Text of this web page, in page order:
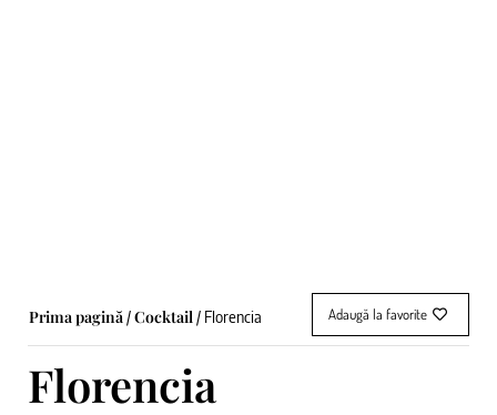
Prima pagină/Cocktail/ Florencia Adaugă la favorite
Florencia